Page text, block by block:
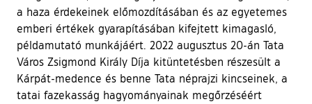
a haza érdekeinek előmozdításában és az egyetemes
emberi értékek gyarapításában kifejtett kimagasló,
példamutató munkájáért. 2022 augusztus 20-án Tata
Város Zsigmond Király Díja kitüntetésben részesült a
Kárpát-medence és benne Tata néprajzi kincseinek, a
tatai fazekasság hagyományainak megőrzéséért